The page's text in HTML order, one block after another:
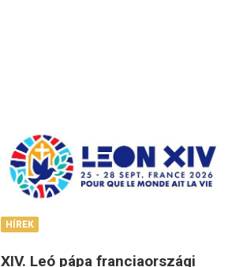
HÍREK
XIV. Leó pápa franciaországi